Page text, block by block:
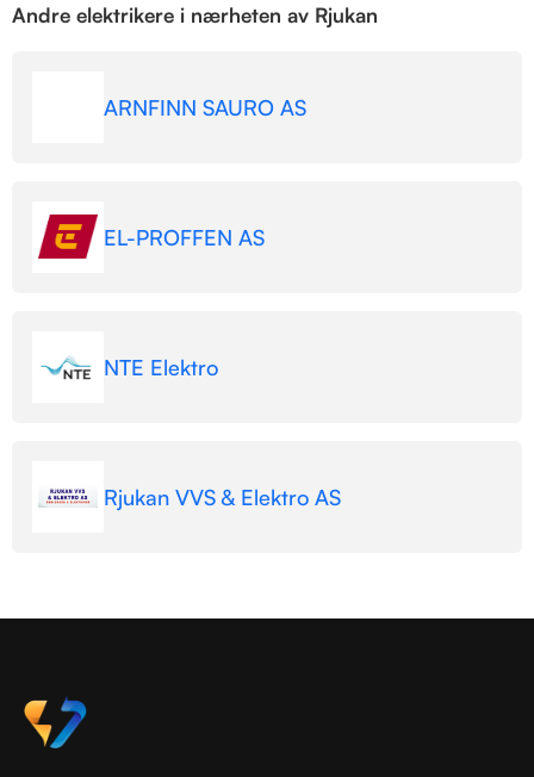
Andre elektrikere i nærheten av Rjukan
ARNFINN SAURO AS
EL-PROFFEN AS
NTE Elektro
Rjukan VVS & Elektro AS